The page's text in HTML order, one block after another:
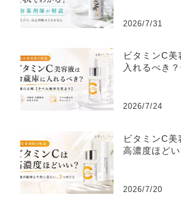
2026/7/31
ビタミンC美
入れるべき
2026/7/24
ビタミンC美
高濃度ほど
2026/7/20